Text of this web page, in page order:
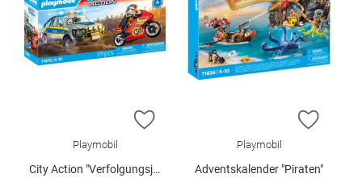
ZUR WUNSCHLISTE HINZUFÜGEN
Playmobil
City Action "Verfolgungsjagd mit Polizei Pick-Up"
ZUR
Playmobil
Adventskalender "Piraten"